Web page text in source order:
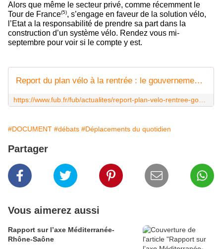
Alors que même le secteur privé, comme récemment le
Tour de France(5), s’engage en faveur de la solution vélo,
l’Etat a la responsabilité de prendre sa part dans la
construction d’un système vélo. Rendez vous mi-
septembre pour voir si le compte y est.
Report du plan vélo à la rentrée : le gouvernement grille sa toute dernière cartouche
#DOCUMENT #débats #Déplacements du quotidien
Partager
Vous aimerez aussi
Rapport sur l’axe Méditerranée-
Rhône-Saône